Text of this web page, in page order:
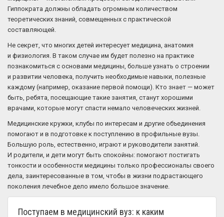
Гиппократа должны обладать огромным количеством
теоретических знаний, совмещенных с практической
составляющей.
Не секрет, что многих детей интересует медицина, анатомия
и физиология. В таком случае им будет полезно на практике
познакомиться с основами медицины, больше узнать о строении
и развитии человека, получить необходимые навыки, полезные
каждому (например, оказание первой помощи). Кто знает — может
быть, ребята, посещающие такие занятия, станут хорошими
врачами, которые могут спасти немало человеческих жизней.
Медицинские кружки, клубы по интересам и другие объединения
помогают и в подготовке к поступлению в профильные вузы.
Большую роль, естественно, играют и руководители занятий.
И родители, и дети могут быть спокойны: помогают постигать
тонкости и особенности медицины только профессионалы своего
дела, заинтересованные в том, чтобы в жизни подрастающего
поколения лечебное дело имело большое значение.
Поступаем в медицинский вуз: к каким